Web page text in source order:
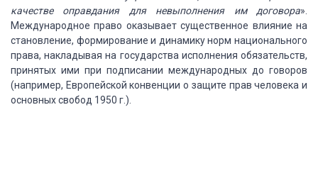
качестве оправдания для невыполнения им договора».
Международное право оказывает существенное влияние на
становление, формирование и динамику норм национального
права, накладывая на государства исполнения обязательств,
принятых ими при подписании международных до говоров
(например, Европейской конвенции о защите прав человека и
основных свобод 1950 г.).